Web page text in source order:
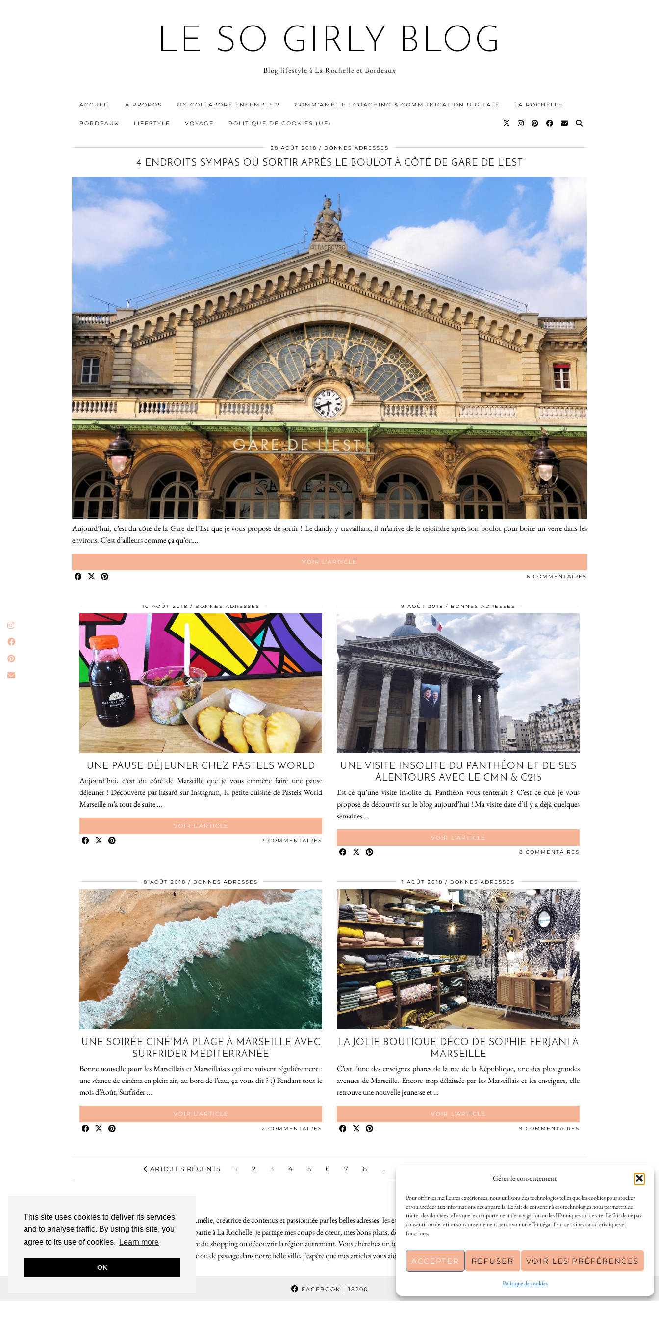
This site uses cookies to deliver its services
and to analyse traffic. By using this site, you
agree to its use of cookies.
Learn more
OK
Gérer le consentement
Pour offrir les meilleures expériences, nous utilisons des technologies telles que les cookies pour stocker
et/ou accéder aux informations des appareils. Le fait de consentir à ces technologies nous permettra de
traiter des données telles que le comportement de navigation ou les ID uniques sur ce site. Le fait de ne pas
consentir ou de retirer son consentement peut avoir un effet négatif sur certaines caractéristiques et
fonctions.
ACCEPTER REFUSER VOIR LES PRÉFÉRENCES
Politique de cookies
LE SO GIRLY BLOG
Blog lifestyle à La Rochelle et Bordeaux
ACCUEIL A PROPOS ON COLLABORE ENSEMBLE ? COMM’AMÉLIE : COACHING & COMMUNICATION DIGITALE LA ROCHELLE
BORDEAUX LIFESTYLE VOYAGE POLITIQUE DE COOKIES (UE)
28 AOÛT 2018 BONNES ADRESSES
4 ENDROITS SYMPAS OÙ SORTIR APRÈS LE BOULOT À CÔTÉ DE GARE DE L’EST
Aujourd’hui, c’est du côté de la Gare de l’Est que je vous propose de sortir ! Le dandy y travaillant, il m’arrive de le rejoindre après son boulot pour boire un verre dans les
environs. C’est d’ailleurs comme ça qu’on…
VOIR L’ARTICLE
6 COMMENTAIRES
10 AOÛT 2018 BONNES ADRESSES
UNE PAUSE DÉJEUNER CHEZ PASTELS WORLD
Aujourd’hui, c’est du côté de Marseille que je vous emmène faire une pause
déjeuner ! Découverte par hasard sur Instagram, la petite cuisine de Pastels World
Marseille m’a tout de suite …
VOIR L’ARTICLE
3 COMMENTAIRES
9 AOÛT 2018 BONNES ADRESSES
UNE VISITE INSOLITE DU PANTHÉON ET DE SES
ALENTOURS AVEC LE CMN & C215
Est-ce qu’une visite insolite du Panthéon vous tenterait ? C’est ce que je vous
propose de découvrir sur le blog aujourd’hui ! Ma visite date d’il y a déjà quelques
semaines …
VOIR L’ARTICLE
8 COMMENTAIRES
8 AOÛT 2018 BONNES ADRESSES
UNE SOIRÉE CINÉ’MA PLAGE À MARSEILLE AVEC
SURFRIDER MÉDITERRANÉE
Bonne nouvelle pour les Marseillais et Marseillaises qui me suivent régulièrement :
une séance de cinéma en plein air, au bord de l’eau, ça vous dit ? :) Pendant tout le
mois d’Août, Surfrider …
VOIR L’ARTICLE
2 COMMENTAIRES
1 AOÛT 2018 BONNES ADRESSES
LA JOLIE BOUTIQUE DÉCO DE SOPHIE FERJANI À
MARSEILLE
C’est l’une des enseignes phares de la rue de la République, une des plus grandes
avenues de Marseille. Encore trop délaissée par les Marseillais et les enseignes, elle
retrouve une nouvelle jeunesse et …
VOIR L’ARTICLE
9 COMMENTAIRES
ARTICLES RÉCENTS 1 2 3 4 5 6 7 8 …
Bienvenue sur le So Girly Blog ! Je suis Amélie, créatrice de contenus et passionnée par les belles adresses, les escapades locales et la vie à La Rochelle, où je vis depuis plusieurs
années. À travers ce blog dédié en grande partie à La Rochelle, je partage mes coups de cœur, mes bons plans, des idées de sorties en solo ou à plusieurs, et mes meilleures adresses
rochelaises pour bruncher, se balader, faire du shopping ou découvrir la région autrement. Vous cherchez un blog lifestyle à La Rochelle, tenu par une locale ? Vous êtes au bon
endroit. Que vous soyez Rochelais·e ou de passage dans notre belle ville, j’espère que mes articles vous aideront à profiter de La Rochelle comme un·e vrai·e initié·e. !
FACEBOOK | 18200 | 26300